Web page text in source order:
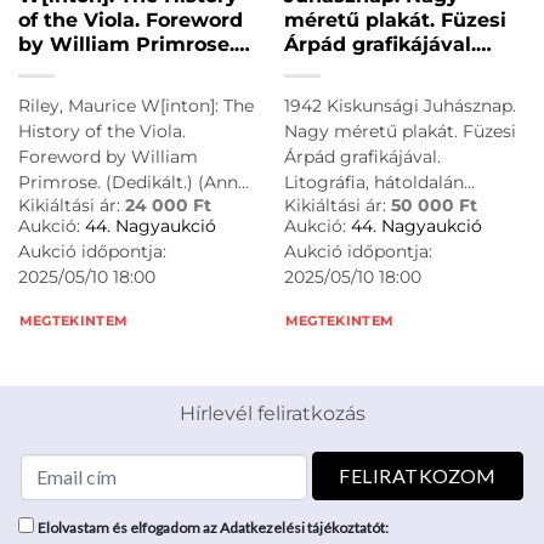
of the Viola. Foreword
by William Primrose.
(Dedikált.) (Ann Arbor,
Michigan, USA, 1980.
Author – Printed by
Braun-Brumfield). XXIII
+ [1] + 396 p. Első
kiadás. Dedikált: „For
Gustav Szerendi-Saupe.
Best Wishes: Maurice
Riley. Graz 7/5/80.”
Maurice Winton Riley
(1911-1988) amerikai
American Viola Society
gazdag
hangszertörténeti fotó-
és rajzanyaggal. Prov.:
Szeredi-Saupe Gusztáv
Riley, Maurice W[inton]: The
History of the Viola.
Foreword by William
Primrose. (Dedikált.) (Ann
Arbor, Michigan, USA, 1980.
Author - Printed by Braun-
Brumfield). XXIII + [1] + 396
p. Első kiadás. Dedikált: "For
Winton Riley (1911-1988)
amerikai zenetörténész,
American Viola Society
elnöke. Oldalszámozáson
belül gazdag
hangszertörténeti fotó- és
Kikiáltási ár: 24 000 Ft
Aukció: 44. Nagyaukció
Aukció időpontja:
2025/05/10 18:00
MEGTEKINTEM
méretű plakát. Füzesi
Árpád grafikájával.
Litográfia, hátoldalán
bélyegzett. Klösz
nyomda. 96×64 cm
Hajtva, jó állapotban
1942 Kiskunsági Juhásznap.
Nagy méretű plakát. Füzesi
Árpád grafikájával.
Litográfia, hátoldalán
bélyegzett. Klösz nyomda.
96x64 cm Hajtva, jó
állapotban
Kikiáltási ár: 50 000 Ft
Aukció: 44. Nagyaukció
Aukció időpontja:
2025/05/10 18:00
MEGTEKINTEM
Hírlevél feliratkozás
Elolvastam és elfogadom az Adatkezelési tájékoztatót: